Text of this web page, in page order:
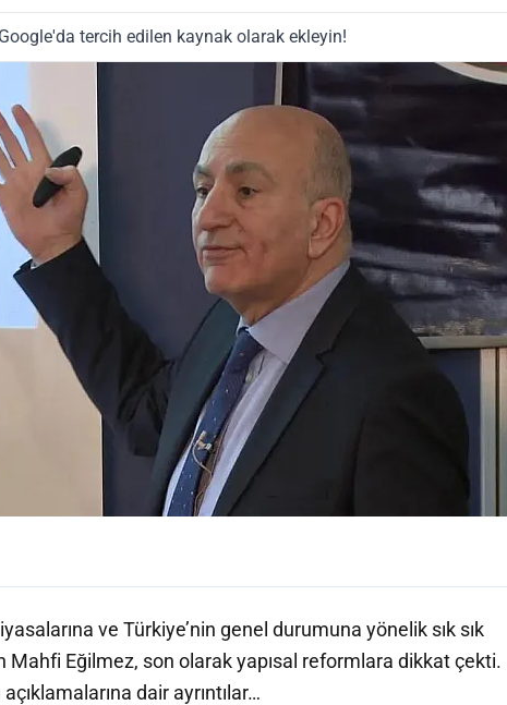
Google'da tercih edilen kaynak olarak ekleyin!
ve Türkiye’nin genel durumuna yönelik sık sık
Eğilmez, son olarak yapısal reformlara dikkat çekti.
dair ayrıntılar…